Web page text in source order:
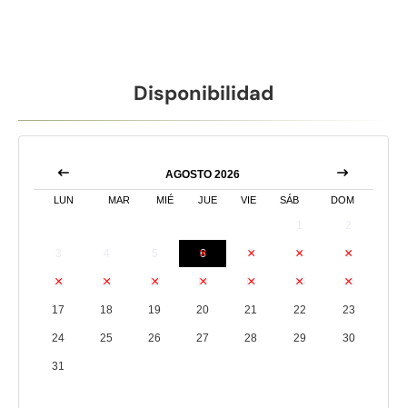
Disponibilidad
AGOSTO 2026
LUN MAR MIÉ JUE VIE SÁB DOM
6 7 8 9
10 11 12 13 14 15 16
17 18 19 20 21 22 23
24 25 26 27 28 29 30
31